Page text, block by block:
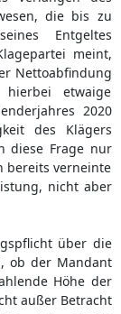
die bis zu
Entgeltes
meint,
Nettoabfindung
etwaige
2020
des Klägers
diese Frage nur
bereits verneinte
nicht aber
über die
ob der Mandant
Höhe der
außer Betracht